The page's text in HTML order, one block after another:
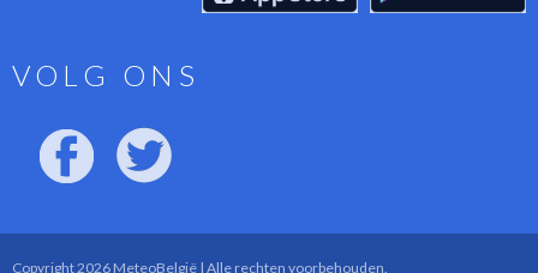
VOLG ONS
Copyright 2026 MeteoBelgië | Alle rechten voorbehouden.